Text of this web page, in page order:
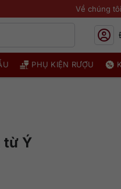
Về chúng tôi
PHỤ KIỆN RƯỢU
từ Ý